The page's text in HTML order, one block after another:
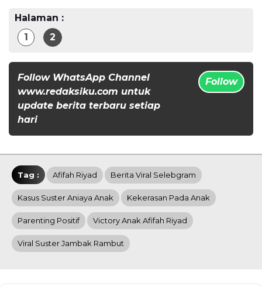
Halaman :
1
2
Follow WhatsApp Channel
www.redaksiku.com untuk
update berita terbaru setiap
hari
Follow
Tag : Afifah Riyad Berita Viral Selebgram
Kasus Suster Aniaya Anak Kekerasan Pada Anak
Parenting Positif Victory Anak Afifah Riyad
Viral Suster Jambak Rambut